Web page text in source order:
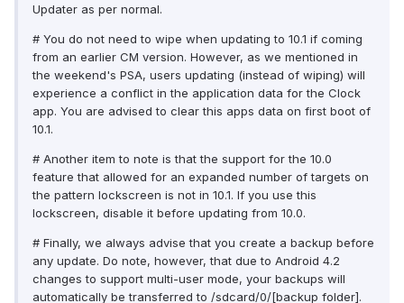
Updater as per normal.
# You do not need to wipe when updating to 10.1 if coming
from an earlier CM version. However, as we mentioned in
the weekend's PSA, users updating (instead of wiping) will
experience a conflict in the application data for the Clock
app. You are advised to clear this apps data on first boot of
10.1.
# Another item to note is that the support for the 10.0
feature that allowed for an expanded number of targets on
the pattern lockscreen is not in 10.1. If you use this
lockscreen, disable it before updating from 10.0.
# Finally, we always advise that you create a backup before
any update. Do note, however, that due to Android 4.2
changes to support multi-user mode, your backups will
automatically be transferred to /sdcard/0/[backup folder].